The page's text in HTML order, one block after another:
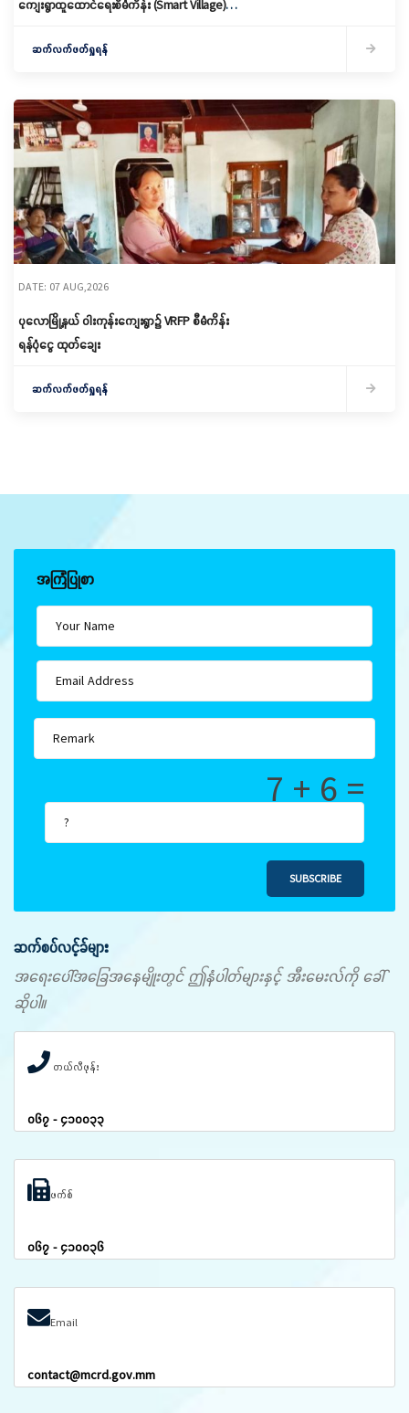
ကျေးရွာထူထောင်ရေးစီမံကိန်း (Smart Village)
ဆက်လက်ဖတ်ရှုရန်
DATE: 07 AUG,2026
ပုလောမြို့နယ် ဝါးကုန်းကျေးရွာ၌ ‌VRFP စီမံကိန်း
ရန်ပုံငွေ ထုတ်ချေး
ဆက်လက်ဖတ်ရှုရန်
အကြံပြုစာ
7 + 6 =
SUBSCRIBE
ဆက်စပ်လင့်ခ်များ
အရေးပေါ်အခြေအနေမျိုးတွင် ဤနံပါတ်များနှင့် အီးမေးလ်ကို ခေါ်
ဆိုပါ။
တယ်လီဖုန်း
၀၆၇ - ၄၁၀၀၃၃
ဖက်စ်
၀၆၇ - ၄၁၀၀၃၆
Email
contact@mcrd.gov.mm